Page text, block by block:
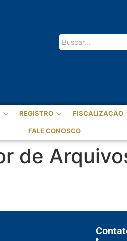
REGISTRO FISCALIZAÇÃO
FALE CONOSCO
de